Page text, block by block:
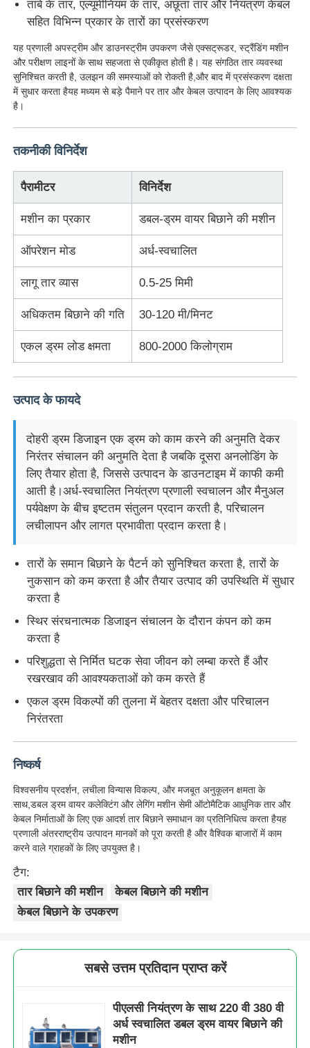
फैक्टरी यात्रा
गुणवत्ता नियंत्रण
हमसे संपर्क करें
समाचार
सभी मामलों
एक बोली का अनुरोध
एक्सट्रूज़न उत्पादन लाइन
तार बाहर निकालना लाइन
तार फँसाने की मशीन
डबल ट्विस्ट स्ट्रैंडिंग मशीन
बख्तरबंद मशीन
लपेटने की मशीन
सिंगल ट्विस्ट मशीन
जोड़ी घुमाने वाली मशीन
तार बिछाने की मशीन
रिवाइंडिंग मशीन
हॉल ऑफ मशीन
केबल पैकिंग मशीन
केबल रोलिंग मशीन
स्ट्रिपिंग एक्सट्रूज़न मशीन
तांबे के तार, एल्यूमीनियम के तार, अछूता तार और नियंत्रण केबल
सहित विभिन्न प्रकार के तारों का प्रसंस्करण
यह प्रणाली अपस्ट्रीम और डाउनस्ट्रीम उपकरण जैसे एक्सट्रूडर, स्ट्रैंडिंग मशीन
और परीक्षण लाइनों के साथ सहजता से एकीकृत होती है। यह संगठित तार व्यवस्था
सुनिश्चित करती है, उलझन की समस्याओं को रोकती है,और बाद में प्रसंस्करण दक्षता
में सुधार करता हैयह मध्यम से बड़े पैमाने पर तार और केबल उत्पादन के लिए आवश्यक
है।
तकनीकी विनिर्देश
पैरामीटर विनिर्देश
मशीन का प्रकार डबल-ड्रम वायर बिछाने की मशीन
ऑपरेशन मोड अर्ध-स्वचालित
लागू तार व्यास 0.5-25 मिमी
अधिकतम बिछाने की गति 30-120 मी/मिनट
एकल ड्रम लोड क्षमता 800-2000 किलोग्राम
उत्पाद के फायदे
दोहरी ड्रम डिजाइन एक ड्रम को काम करने की अनुमति देकर
निरंतर संचालन की अनुमति देता है जबकि दूसरा अनलोडिंग के
लिए तैयार होता है, जिससे उत्पादन के डाउनटाइम में काफी कमी
आती है।अर्ध-स्वचालित नियंत्रण प्रणाली स्वचालन और मैनुअल
पर्यवेक्षण के बीच इष्टतम संतुलन प्रदान करती है, परिचालन
लचीलापन और लागत प्रभावीता प्रदान करता है।
तारों के समान बिछाने के पैटर्न को सुनिश्चित करता है, तारों के
नुकसान को कम करता है और तैयार उत्पाद की उपस्थिति में सुधार
करता है
स्थिर संरचनात्मक डिजाइन संचालन के दौरान कंपन को कम
करता है
परिशुद्धता से निर्मित घटक सेवा जीवन को लम्बा करते हैं और
रखरखाव की आवश्यकताओं को कम करते हैं
एकल ड्रम विकल्पों की तुलना में बेहतर दक्षता और परिचालन
निरंतरता
निष्कर्ष
विश्वसनीय प्रदर्शन, लचीला विन्यास विकल्प, और मजबूत अनुकूलन क्षमता के
साथ,डबल ड्रम वायर कलेक्टिंग और लेगिंग मशीन सेमी ऑटोमैटिक आधुनिक तार और
केबल निर्माताओं के लिए एक आदर्श तार बिछाने समाधान का प्रतिनिधित्व करता हैयह
प्रणाली अंतरराष्ट्रीय उत्पादन मानकों को पूरा करती है और वैश्विक बाजारों में काम
करने वाले ग्राहकों के लिए उपयुक्त है।
टैग:
तार बिछाने की मशीन
केबल बिछाने की मशीन
केबल बिछाने के उपकरण
सबसे उत्तम प्रतिदान प्राप्त करें
पीएलसी नियंत्रण के साथ 220 वी 380 वी
अर्ध स्वचालित डबल ड्रम वायर बिछाने की
मशीन